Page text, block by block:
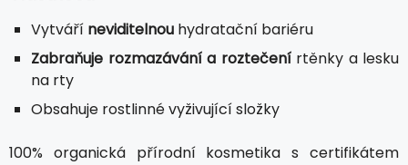
Vytváří neviditelnou hydratační bariéru
Zabraňuje rozmazávání a roztečenírtěnky a lesku
na rty
Obsahuje rostlinné vyživující složky
100% organická přírodní kosmetika s certifikátem